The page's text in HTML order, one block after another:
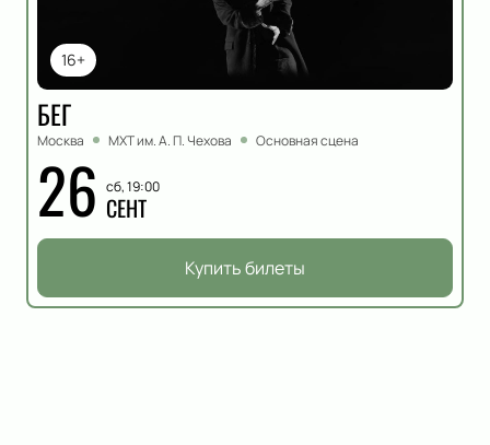
16+
БЕГ
Москва МХТ им. А. П. Чехова Основная сцена
26 сб, 19:00
СЕНТ
Купить билеты